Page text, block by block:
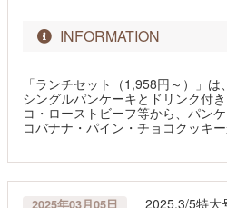
INFORMATION
「ランチセット（1,958円～）」
シングルパンケーキとドリンク付
コ・ローストビーフ等から、パン
コバナナ・パイン・チョコクッキー
2025年03月05日
2025.3/5特